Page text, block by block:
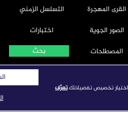
التسلسل الزمني
القرى المهجرة
اختبارات
الصور الجوية
المصطلحات
اختيار تخصيص تفضيلاتك.تعرّف